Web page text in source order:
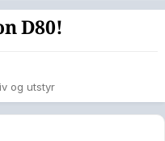
D80!
og utstyr